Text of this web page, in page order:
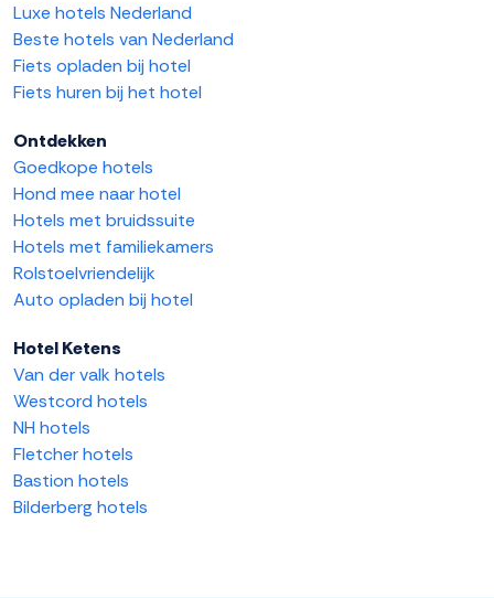
Luxe hotels Nederland
Beste hotels van Nederland
Fiets opladen bij hotel
Fiets huren bij het hotel
Ontdekken
Goedkope hotels
Hond mee naar hotel
Hotels met bruidssuite
Hotels met familiekamers
Rolstoelvriendelijk
Auto opladen bij hotel
Hotel Ketens
Van der valk hotels
Westcord hotels
NH hotels
Fletcher hotels
Bastion hotels
Bilderberg hotels